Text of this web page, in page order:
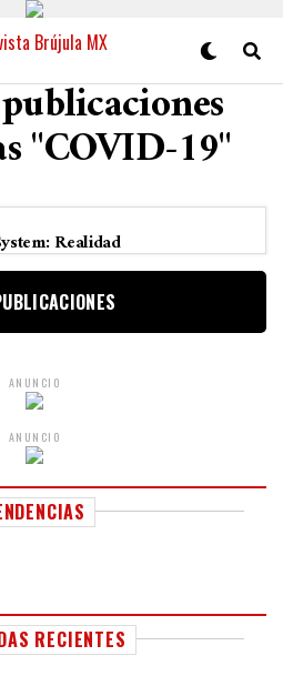
"COVID-19"
Realidad
ANUNCIO
ANUNCIO
RECIENTES